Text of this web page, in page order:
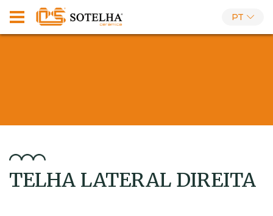
PT
TELHA LATERAL DIREITA